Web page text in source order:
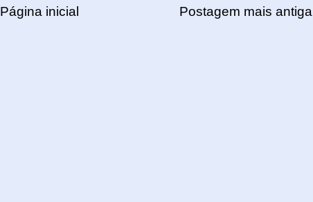
Postagem mais antiga
Página inicial